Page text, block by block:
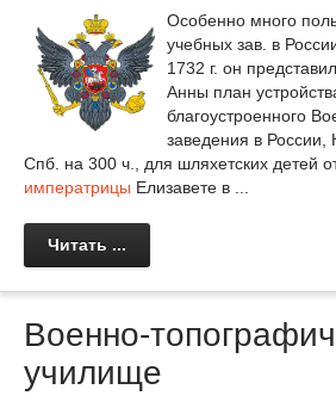
Особенно много
учебных зав. в
1732 г. он
Анны план
благоустроенного
заведения в России,
Спб. на 300 ч., для шляхетских детей
императрицы Елизавете в ...
Читать ...
Военно-
училище